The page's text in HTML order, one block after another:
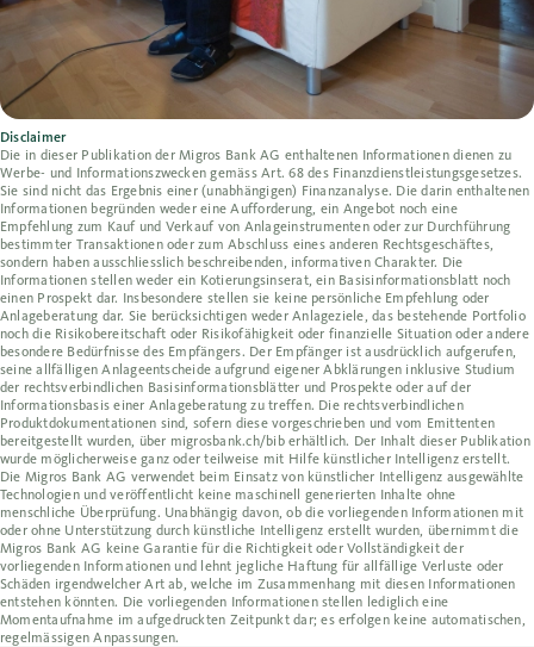
Disclaimer
Die in dieser Publikation der Migros Bank AG enthaltenen Informationen dienen zu
Werbe- und Informationszwecken gemäss Art. 68 des Finanzdienstleistungsgesetzes.
Sie sind nicht das Ergebnis einer (unabhängigen) Finanzanalyse. Die darin enthaltenen
Informationen begründen weder eine Aufforderung, ein Angebot noch eine
Empfehlung zum Kauf und Verkauf von Anlageinstrumenten oder zur Durchführung
bestimmter Transaktionen oder zum Abschluss eines anderen Rechtsgeschäftes,
sondern haben ausschliesslich beschreibenden, informativen Charakter. Die
Informationen stellen weder ein Kotierungsinserat, ein Basisinformationsblatt noch
einen Prospekt dar. Insbesondere stellen sie keine persönliche Empfehlung oder
Anlageberatung dar. Sie berücksichtigen weder Anlageziele, das bestehende Portfolio
noch die Risikobereitschaft oder Risikofähigkeit oder finanzielle Situation oder andere
besondere Bedürfnisse des Empfängers. Der Empfänger ist ausdrücklich aufgerufen,
seine allfälligen Anlageentscheide aufgrund eigener Abklärungen inklusive Studium
der rechtsverbindlichen Basisinformationsblätter und Prospekte oder auf der
Informationsbasis einer Anlageberatung zu treffen. Die rechtsverbindlichen
Produktdokumentationen sind, sofern diese vorgeschrieben und vom Emittenten
bereitgestellt wurden, über migrosbank.ch/bib erhältlich. Der Inhalt dieser Publikation
wurde möglicherweise ganz oder teilweise mit Hilfe künstlicher Intelligenz erstellt.
Die Migros Bank AG verwendet beim Einsatz von künstlicher Intelligenz ausgewählte
Technologien und veröffentlicht keine maschinell generierten Inhalte ohne
menschliche Überprüfung. Unabhängig davon, ob die vorliegenden Informationen mit
oder ohne Unterstützung durch künstliche Intelligenz erstellt wurden, übernimmt die
Migros Bank AG keine Garantie für die Richtigkeit oder Vollständigkeit der
vorliegenden Informationen und lehnt jegliche Haftung für allfällige Verluste oder
Schäden irgendwelcher Art ab, welche im Zusammenhang mit diesen Informationen
entstehen könnten. Die vorliegenden Informationen stellen lediglich eine
Momentaufnahme im aufgedruckten Zeitpunkt dar; es erfolgen keine automatischen,
regelmässigen Anpassungen.